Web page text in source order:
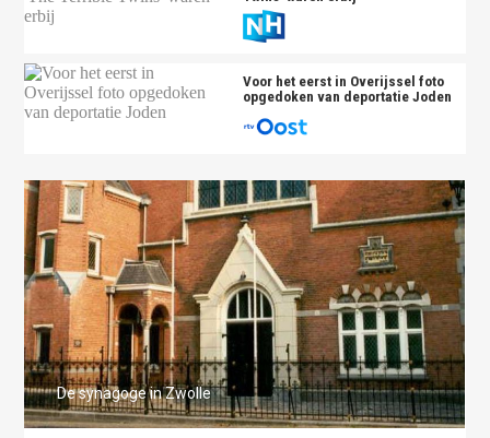
Voor het eerst in Overijssel foto
opgedoken van deportatie Joden
De synagoge in Zwolle